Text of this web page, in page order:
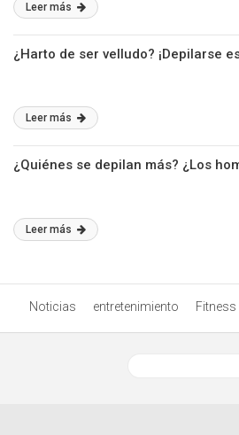
Leer más
¿Harto de ser velludo? ¡Depilarse
Leer más
¿Quiénes se depilan más? ¿Los
Leer más
Noticias entretenimiento Fitness